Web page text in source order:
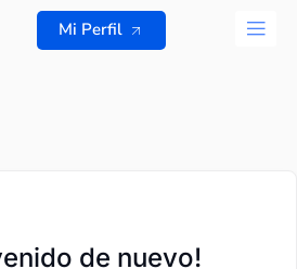
Mi Perfil
de nuevo!